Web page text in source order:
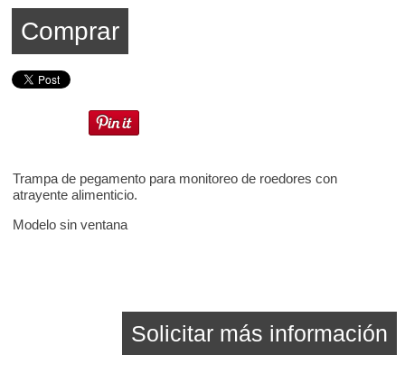
Comprar
Trampa de pegamento para monitoreo de roedores con
atrayente alimenticio.
Modelo sin ventana
Solicitar más información